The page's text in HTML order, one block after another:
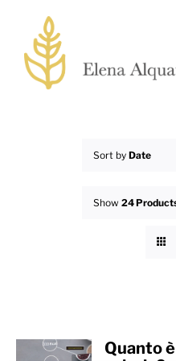
content
Sort by Date
Show 24
Quanto